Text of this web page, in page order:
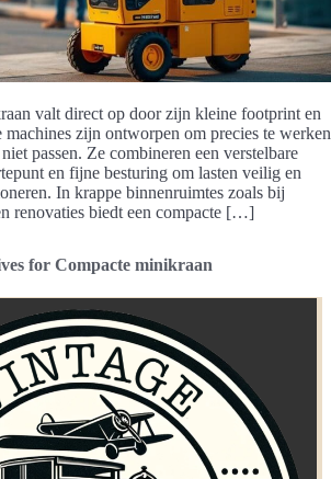
valt direct op door zijn kleine footprint en
machines zijn ontworpen om precies te werken
passen. Ze combineren een verstelbare
en fijne besturing om lasten veilig en
In krappe binnenruimtes zoals bij
renovaties biedt een compacte […]
for Compacte minikraan